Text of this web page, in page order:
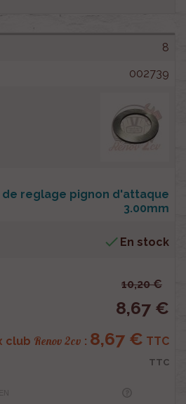
8
002739
de reglage pignon d'attaque
3.00mm
 En stock
10,20 €
8,67 €
club Renov 2cv : 8,67 € TTC
TTC